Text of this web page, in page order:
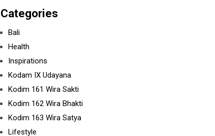
Categories
Bali
Health
Inspirations
Kodam IX Udayana
Kodim 161 Wira Sakti
Kodim 162 Wira Bhakti
Kodim 163 Wira Satya
Lifestyle